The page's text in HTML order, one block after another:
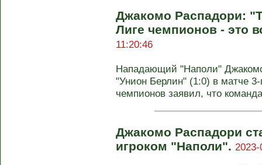
Джакомо Распадори:
Лиге чемпионов - это
11:20:46
Нападающий "Наполи"
"Унион Берлин" (1:0) в матче 3-
чемпионов заявил, что
Джакомо Распадори
игроком "Наполи". 2023-